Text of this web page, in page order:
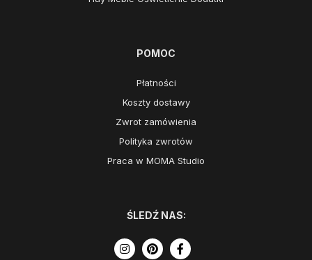
POMOC
Płatności
Koszty dostawy
Zwrot zamówienia
Polityka zwrotów
Praca w MOMA Studio
ŚLEDŹ NAS: